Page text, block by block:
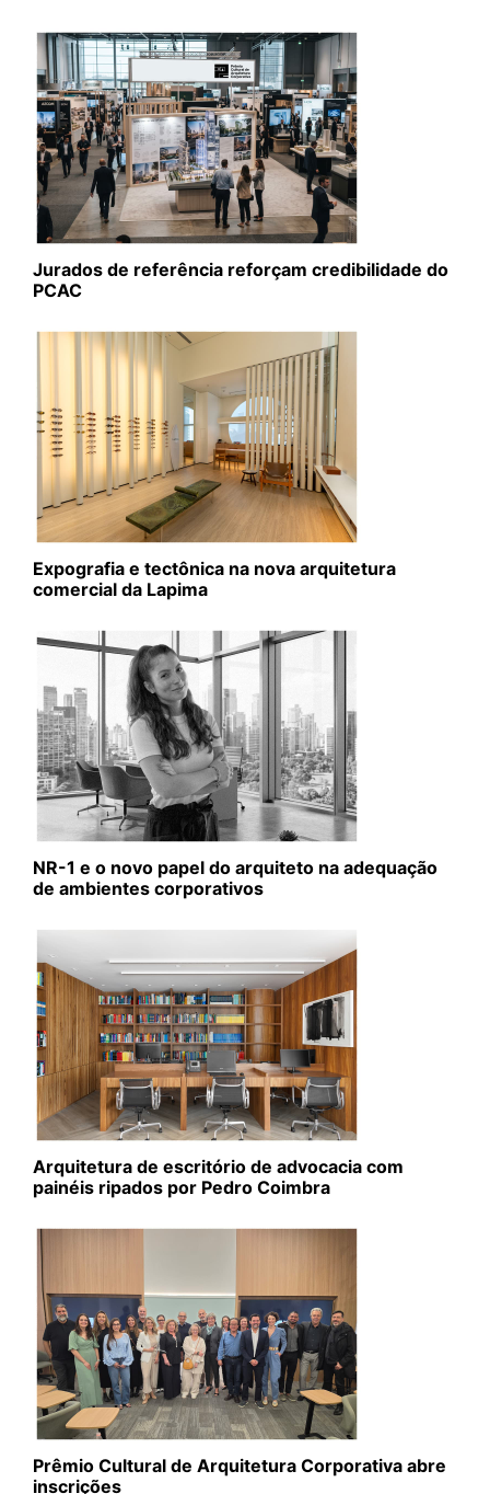
Jurados de referência reforçam credibilidade do
PCAC
Expografia e tectônica na nova arquitetura
comercial da Lapima
NR-1 e o novo papel do arquiteto na adequação
de ambientes corporativos
Arquitetura de escritório de advocacia com
painéis ripados por Pedro Coimbra
Prêmio Cultural de Arquitetura Corporativa abre
inscrições